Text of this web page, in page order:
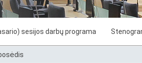
sesijos darbų programa